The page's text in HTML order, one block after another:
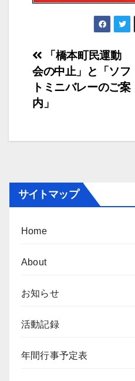
投
稿
ナ
ー
シ
ョ
「橋本町民運動
会の中止」と「ソフ
トミニバレーのご案
内」
サイトマップ
Home
About
お知らせ
活動記録
年間行事予定表